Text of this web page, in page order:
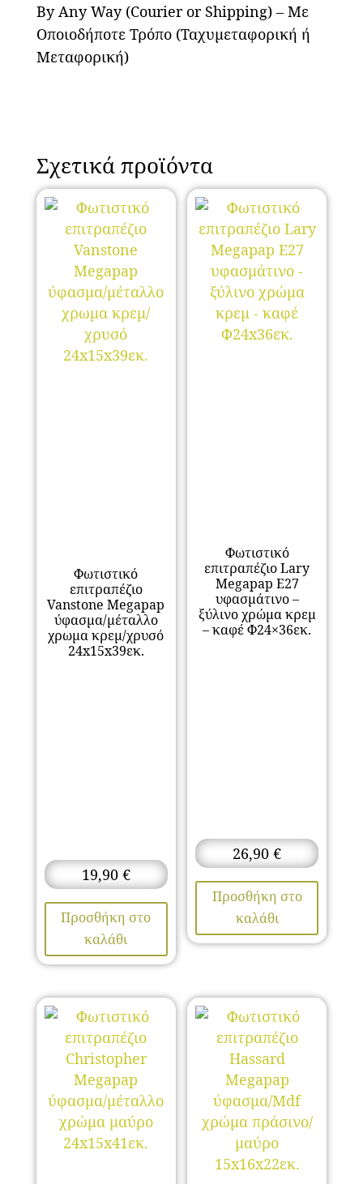
By Any Way (Courier or Shipping) – Με
Οποιοδήποτε Τρόπο (Ταχυμεταφορική ή
Μεταφορική)
Σχετικά προϊόντα
Φωτιστικό
επιτραπέζιο
Vanstone Megapap
ύφασμα/μέταλλο
χρωμα κρεμ/χρυσό
24x15x39εκ.
19,90 €
Προσθήκη στο
καλάθι
Φωτιστικό
επιτραπέζιο Lary
Megapap E27
υφασμάτινο –
ξύλινο χρώμα κρεμ
– καφέ Φ24×36εκ.
26,90€
Προσθήκη στο
καλάθι